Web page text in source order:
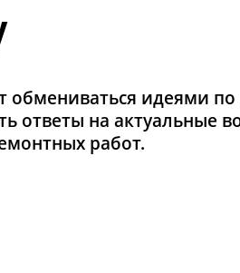
обмениваться идеями
ответы на актуальные
работ.